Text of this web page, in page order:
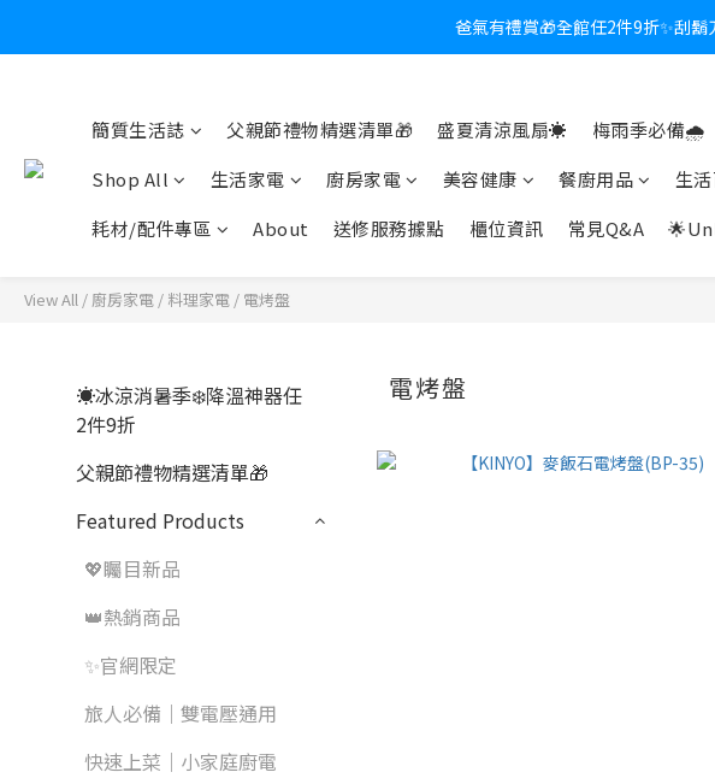
新會員
爸氣有禮賞🎁全館任2件9折✨刮
新會員
簡質生活誌 父親節禮物精選清單🎁 盛夏清涼風扇☀️ 梅雨季必備🌧️
Shop All
生活家電 廚房家電 美容健康 餐廚用品 生
耗材/配件專區
About 送修服務據點 櫃位資訊 常見Q&A
View All / 廚房家電 / 料理家電 / 電烤盤
☀️冰涼消暑季❄️降溫神器任
2件9折
父親節禮物精選清單🎁
Featured Products
💖矚目新品
👑熱銷商品
✨官網限定
旅人必備｜雙電壓通用
快速上菜｜小家庭廚電
電烤盤